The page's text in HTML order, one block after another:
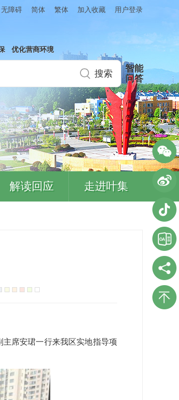
无障碍 简体 繁体 加入收藏 用户登录
优化营商环境
智能
问答
解读回应 走进叶集
席安珺一行来我区实地指导项